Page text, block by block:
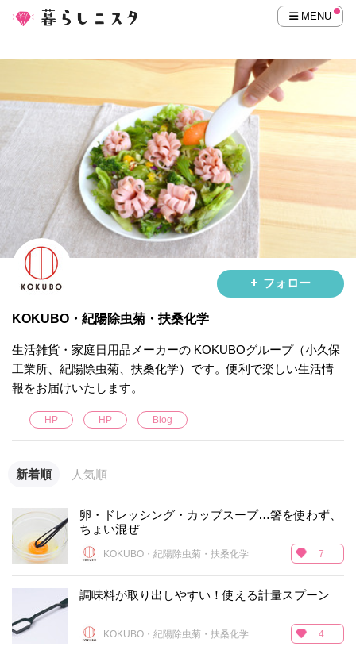
MENU
フォロー
KOKUBO・紀陽除虫菊・扶桑化学
生活雑貨・家庭日用品メーカーの KOKUBOグループ（小久保
工業所、紀陽除虫菊、扶桑化学）です。便利で楽しい生活情
報をお届けいたします。
HP HP Blog
新着順 人気順
卵・ドレッシング・カップスープ…箸を使わず、
ちょい混ぜ
KOKUBO・紀陽除虫菊・扶桑化学 7
調味料が取り出しやすい！使える計量スプーン
KOKUBO・紀陽除虫菊・扶桑化学 4